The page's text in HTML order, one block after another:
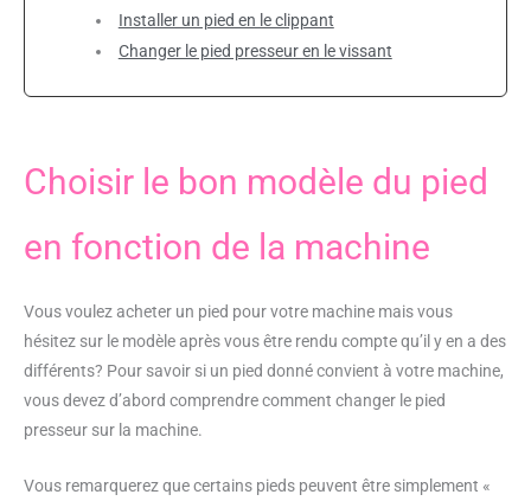
Installer un pied en le clippant
Changer le pied presseur en le vissant
Choisir le bon modèle du pied
en fonction de la machine
Vous voulez acheter un pied pour votre machine mais vous
hésitez sur le modèle après vous être rendu compte qu’il y en a des
différents? Pour savoir si un pied donné convient à votre machine,
vous devez d’abord comprendre comment changer le pied
presseur sur la machine.
Vous remarquerez que certains pieds peuvent être simplement «